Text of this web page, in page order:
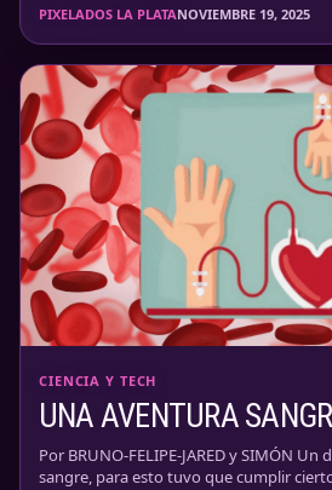
PIXELADOS LA PLATANOVIEMBRE 19, 2025
CIENCIA Y TECH
UNA AVENTURA
Por BRUNO-FELIPE-JARED y SIMÓN
sangre, para esto tuvo que cumplir